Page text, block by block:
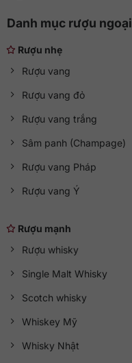
Danh mục rượu ngoại
Rượu nhẹ
Rượu vang
Rượu vang đỏ
Rượu vang trắng
Sâm panh (Champage)
Rượu vang Pháp
Rượu vang Ý
Rượu mạnh
Rượu whisky
Single Malt Whisky
Scotch whisky
Whiskey Mỹ
Whisky Nhật